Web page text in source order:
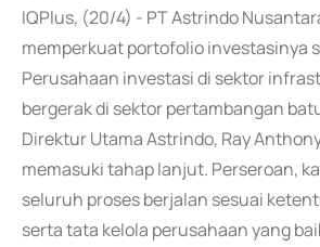
IQPlus, (20/4) - PT Astrindo
memperkuat portofolio investasinya
Perusahaan investasi di sektor
bergerak di sektor pertambangan
Direktur Utama Astrindo, Ray
memasuki tahap lanjut. Perseroan,
seluruh proses berjalan sesuai
serta tata kelola perusahaan yang